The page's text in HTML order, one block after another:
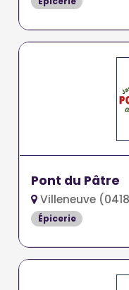
Pont du Pâtre
Villeneuve
Épicerie